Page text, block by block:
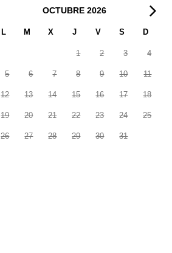
OCTUBRE 2026
L M X J V S D
1 2 3 4
5 6 7 8 9 10 11
12 13 14 15 16 17 18
19 20 21 22 23 24 25
26 27 28 29 30 31